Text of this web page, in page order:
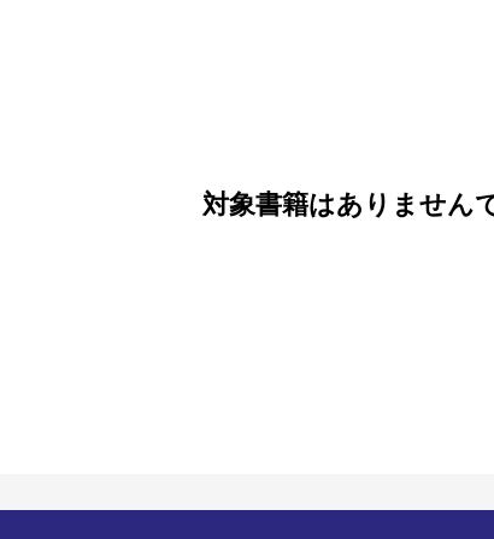
対象書籍はありません